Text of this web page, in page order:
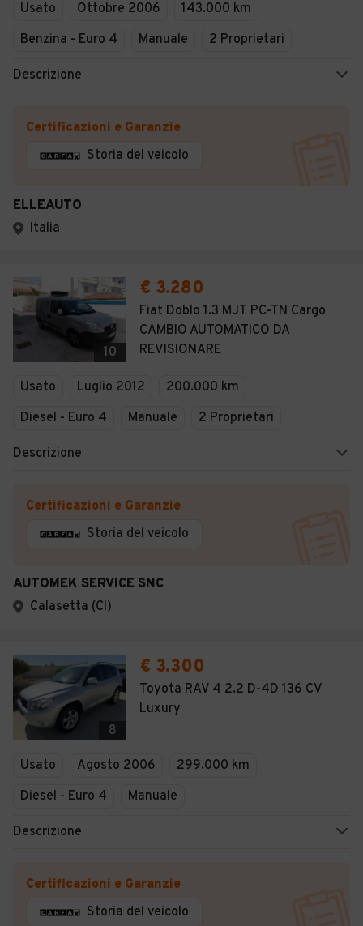
Usato Ottobre 2006
143.000 km
Benzina - Euro 4
Manuale 2 Proprietari
Descrizione
Certificazioni e Garanzie
Storia del veicolo
ELLEAUTO
Italia
10
€ 3.280
Fiat Doblo 1.3 MJT PC-TN Cargo
CAMBIO AUTOMATICO DA
REVISIONARE
Usato Luglio 2012
200.000 km
Diesel - Euro 4
Manuale 2 Proprietari
Descrizione
Certificazioni e Garanzie
Storia del veicolo
AUTOMEK SERVICE SNC
Calasetta (CI)
8
€ 3.300
Toyota RAV 4 2.2 D-4D 136 CV
Luxury
Usato Agosto 2006
299.000 km
Diesel - Euro 4
Manuale
Descrizione
Certificazioni e Garanzie
Storia del veicolo